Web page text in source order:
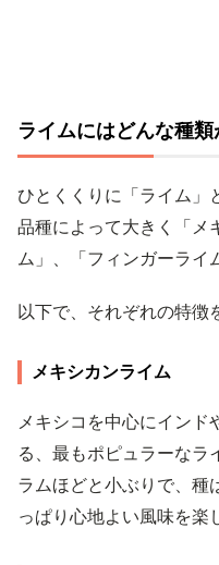
ライムにはどんな種類
ひとくくりに「ライム」
品種によって大きく「メ
ム」、「フィンガーライ
以下で、それぞれの特徴
メキシカンライム
メキシコを中心にインド
る、最もポピュラーな
ラムほどと小ぶりで、種
っぱり心地よい風味を楽